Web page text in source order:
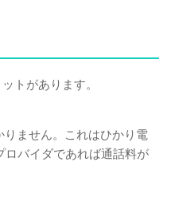
トがあります。
ません。これはひかり電
バイダであれば通話料が